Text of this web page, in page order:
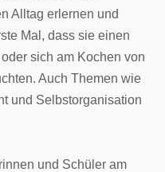
Alltag erlernen und
Mal, dass sie einen
sich am Kochen von
Auch Themen wie
und Selbstorganisation
und Schüler am